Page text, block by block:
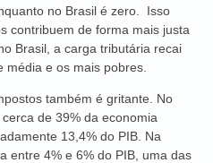
no Brasil é zero. Isso
contribuem de forma mais justa
Brasil, a carga tributária recai
média e os mais pobres.
também é gritante. No
de 39% da economia
13,4% do PIB. Na
entre 4% e 6% do PIB, uma das